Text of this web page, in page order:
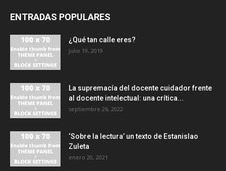
ENTRADAS POPULARES
¿Qué tan calle eres?
julio 19, 2019
La supremacía del docente cuidador frente
al docente intelectual: una crítica...
septiembre 26, 2022
‘Sobre la lectura’ un texto de Estanislao
Zuleta
enero 20, 2021